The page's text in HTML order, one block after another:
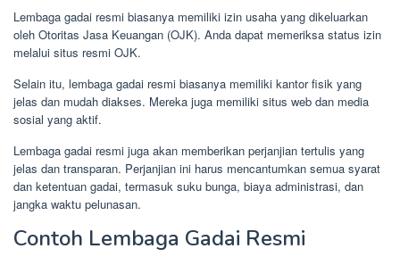
Lembaga gadai resmi biasanya memiliki izin usaha yang dikeluarkan
oleh Otoritas Jasa Keuangan (OJK). Anda dapat memeriksa status izin
melalui situs resmi OJK.
Selain itu, lembaga gadai resmi biasanya memiliki kantor fisik yang
jelas dan mudah diakses. Mereka juga memiliki situs web dan media
sosial yang aktif.
Lembaga gadai resmi juga akan memberikan perjanjian tertulis yang
jelas dan transparan. Perjanjian ini harus mencantumkan semua syarat
dan ketentuan gadai, termasuk suku bunga, biaya administrasi, dan
jangka waktu pelunasan.
Contoh Lembaga Gadai Resmi